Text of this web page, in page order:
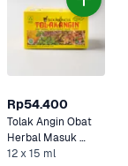
Rp54.400
Tolak Angin Obat
Herbal Masuk
Angin  Madu 15 ml
12 x 15 ml